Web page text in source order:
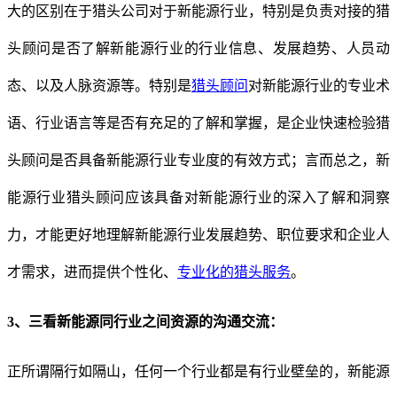
大的区别在于猎头公司对于新能源行业，特别是负责对接的猎
头顾问是否了解新能源行业的行业信息、发展趋势、人员动
态、以及人脉资源等。特别是猎头顾问 对新能源行业的专业术
语、行业语言等是否有充足的了解和掌握，是企业快速检验猎
头顾问是否具备新能源行业专业度的有效方式；言而总之，新
能源行业猎头顾问应该具备对新能源行业的深入了解和洞察
力，才能更好地理解新能源行业发展趋势、职位要求和企业人
才需求，进而提供个性化、 专业化的猎头服务。
3、 三看新能源同行业之间资源的沟通交流：
正所谓隔行如隔山，任何一个行业都是有行业壁垒的，新能源